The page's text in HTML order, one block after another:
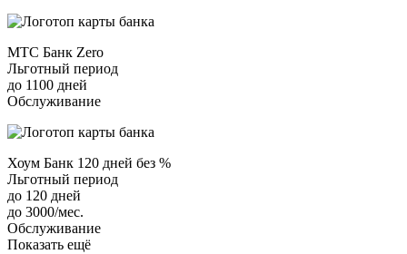
МТС Банк Zero
Льготный период
до 1100 дней
Обслуживание
Хоум Банк 120 дней без %
Льготный период
до 120 дней
до 3000/мес.
Обслуживание
Показать ещё